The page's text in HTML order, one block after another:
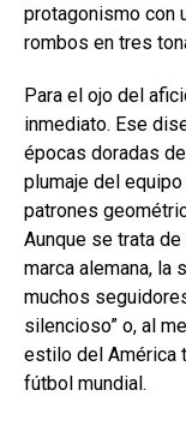
protagonismo con
rombos en tres
Para el ojo del
inmediato. Ese
épocas doradas
plumaje del
patrones
Aunque se trata
marca alemana, la
muchos
silencioso” o, al
estilo del América
fútbol mundial.